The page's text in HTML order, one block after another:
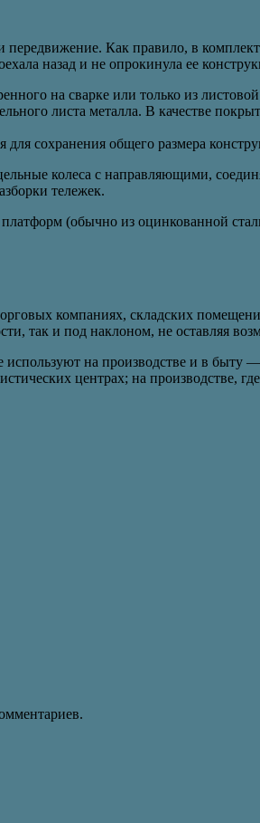
Как правило, в
назад и не опрокинула ее
на сварке или только из
листа металла. В качестве
сохранения общего размера
колеса с направляющими,
тележек.
платформ (обычно из оцинкованной
компаниях, складских
так и под наклоном, не оставляя
на производстве и в
центрах; на производстве,